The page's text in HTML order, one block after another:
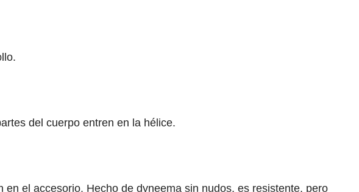
del cuerpo entren en la hélice.
el accesorio. Hecho de dyneema sin nudos, es resistente, pero